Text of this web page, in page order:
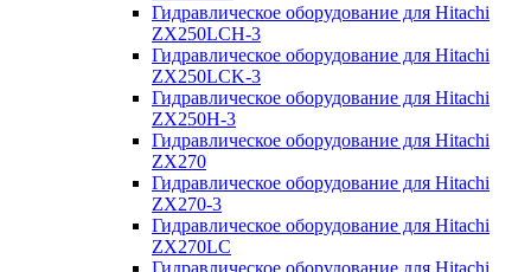
Гидравлическое оборудование для Hitachi
ZX250LCH-3
Гидравлическое оборудование для Hitachi
ZX250LCK-3
Гидравлическое оборудование для Hitachi
ZX250Н-3
Гидравлическое оборудование для Hitachi
ZX270
Гидравлическое оборудование для Hitachi
ZX270-3
Гидравлическое оборудование для Hitachi
ZX270LC
Гидравлическое оборудование для Hitachi